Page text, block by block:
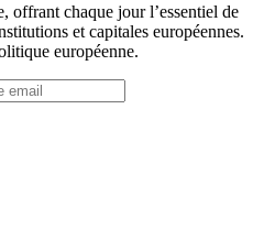
offrant chaque jour l’essentiel de
et capitales européennes.
européenne.